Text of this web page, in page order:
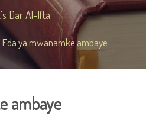
Dar Al-Ifta
Eda ya mwanamke ambaye
ambaye